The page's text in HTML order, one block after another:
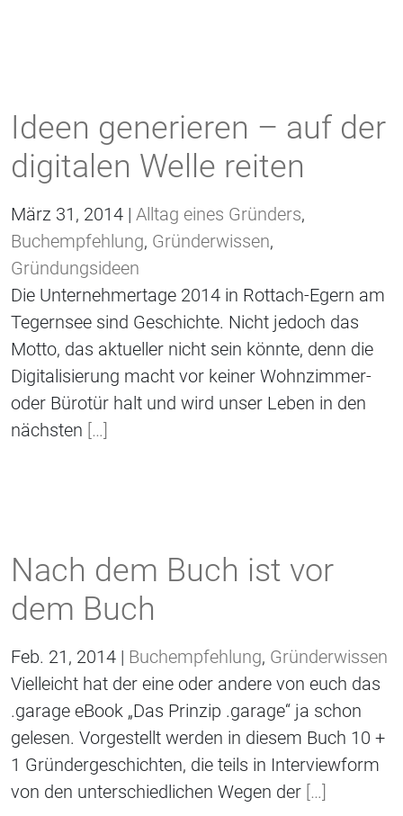
Ideen generieren – auf der
digitalen Welle reiten
März 31, 2014 | Alltag eines Gründers,
Buchempfehlung, Gründerwissen,
Gründungsideen
Die Unternehmertage 2014 in Rottach-Egern am
Tegernsee sind Geschichte. Nicht jedoch das
Motto, das aktueller nicht sein könnte, denn die
Digitalisierung macht vor keiner Wohnzimmer-
oder Bürotür halt und wird unser Leben in den
nächsten […]
Nach dem Buch ist vor
dem Buch
Feb. 21, 2014 | Buchempfehlung, Gründerwissen
Vielleicht hat der eine oder andere von euch das
.garage eBook „Das Prinzip .garage“ ja schon
gelesen. Vorgestellt werden in diesem Buch 10 +
1 Gründergeschichten, die teils in Interviewform
von den unterschiedlichen Wegen der […]